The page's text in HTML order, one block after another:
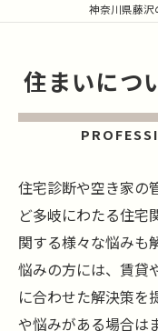
神奈川県藤沢
住まいにつ
住宅診断や空き家の
ど多岐にわたる住宅
関する様々な悩みも
悩みの方には、賃貸
に合わせた解決策を
や悩みがある場合は